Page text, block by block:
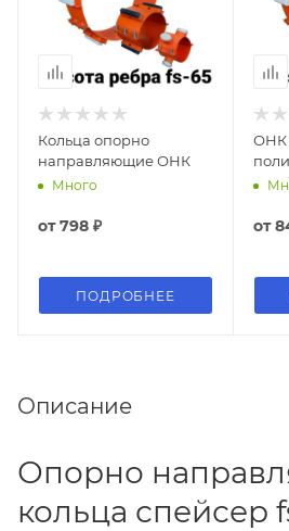
Кольца опорно
направляющие ОНК
Много
от798 ₽
ПОДРОБНЕЕ
ОНК
от
Описание
Опорно
кольца спейсер